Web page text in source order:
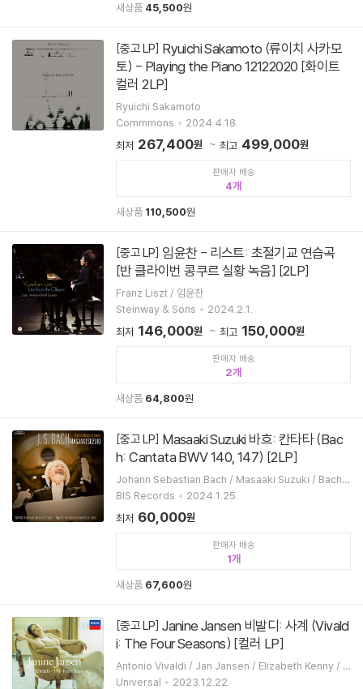
새상품 45,500원
[중고 LP]
토) - Playing the Piano 12122020 [화이트
컬러 2LP]
Ryuichi Sakamoto
Commmons
2024.4.18.
최저 267,400원 최고 499,000원
판매자 배송
4
새상품 110,500원
[중고 LP]
[반 클라이번 콩쿠르 실황 녹음] [2LP]
Franz Liszt / 임윤찬
Steinway & Sons
2024.2.1.
최저 146,000원 최고 150,000원
판매자 배송
2
새상품 64,800원
[중고 LP]
h: Cantata BWV 140, 147) [2LP]
Johann Sebastian Bach / Masaaki Suzuki / Bach
Collegium Japan
BIS Records
2024.1.25.
최저 60,000원
판매자 배송
1
새상품 67,600원
[중고 LP] Janine Jansen 비발디: 사계 (Vivald
i: The Four Seasons) [컬러 LP]
Antonio Vivaldi / Jan Jansen / Elizabeth Kenny / J
anine Jansen
Universal
2023.12.22.